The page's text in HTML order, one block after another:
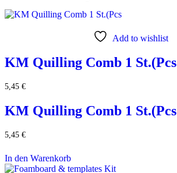
Add to wishlist
KM Quilling Comb 1 St.(Pcs
5,45 €
KM Quilling Comb 1 St.(Pcs
5,45 €
In den Warenkorb